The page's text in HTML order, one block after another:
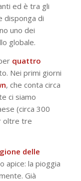
ed è tra gli
disponga di
uno dei
globale.
quattro
Nei primi giorni
, che conta circa
ci siamo
(circa 300
oltre tre
delle
apice: la pioggia
Già